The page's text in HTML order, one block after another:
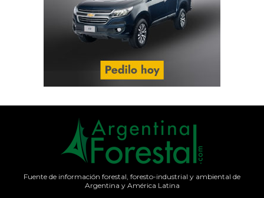
Fuente de información forestal, foresto-industrial y ambiental de
Argentina y América Latina